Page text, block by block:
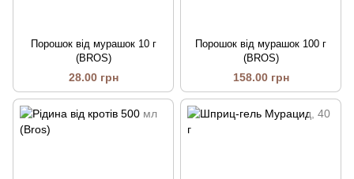
Порошок від мурашок 10 г
(BROS)
28.00 грн
Порошок від мурашок 100 г
(BROS)
158.00 грн